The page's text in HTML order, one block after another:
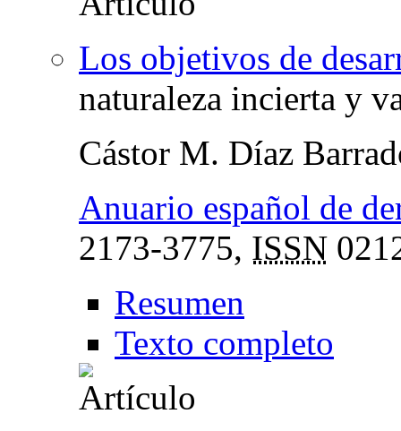
Los objetivos de
naturaleza incierta y
Cástor M. Díaz
Anuario español de
2173-3775, ISSN
Resumen
Texto completo